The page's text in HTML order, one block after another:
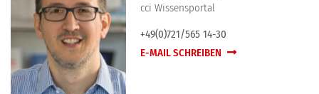
cci Wissensportal
+49(0)721/565 14-30
E-MAIL SCHREIBEN